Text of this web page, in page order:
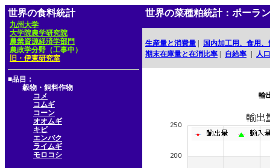
世界の食料統計
九州大学
大学院農学研究院
農業資源経済学部門
農政学分野（工事中）
旧・伊東研究室
■品目：
穀物・飼料作物
コメ
コムギ
コーン
オオムギ
キビ
エンバク
ライムギ
モロコシ
世界の菜種粕統計：ポーラ
生産量と消費量
国内加工用、食用
期末在庫量と在消比率
自給率 人口
輸